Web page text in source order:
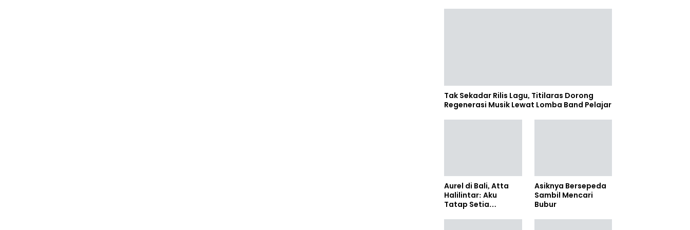
Tak Sekadar Rilis Lagu, Titilaras Dorong
Regenerasi Musik Lewat Lomba Band Pelajar
Aurel di Bali, Atta
Halilintar: Aku
Tatap Setia
Asiknya Bersepeda
Sambil Mencari
Bubur